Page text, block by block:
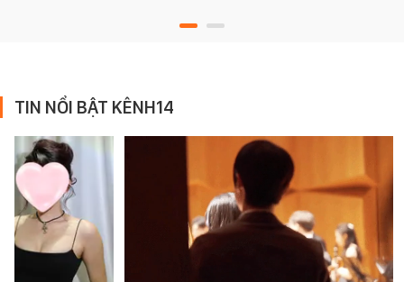
TIN NỔI BẬT KÊNH14